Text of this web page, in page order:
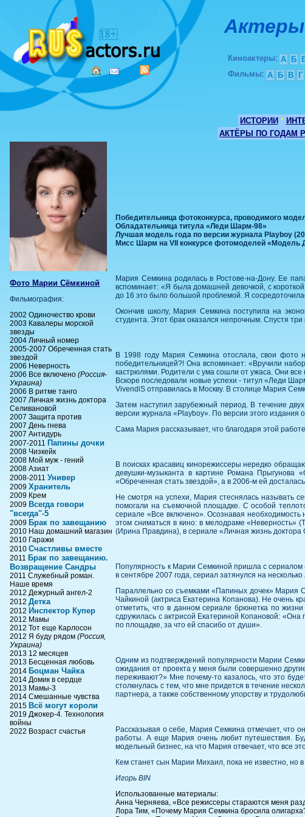
Актеры
Киноактеры: А Б
Фильмы: А Б В Г
ИСТОРИИ *
АКТЁРЫ ПО ГОДАМ
Фото Марии Сёмкиной
Фильмография:
2002 Одиночество крови
2003 Кавалеры морской
звезды
2004 Личный номер
2005-2007 Обреченная стать
звездой
2006 Неверность
2006 Все включено(Россия-
Украина)
2006 В ритме танго
2007 Личная жизнь доктора
Селивановой
2007 Защита против
2007 День гнева
2007 Антидурь
2007-2011 Папины дочки
2008 Чизкейк
2008 Мой муж - гений
2008 Азиат
2008-2011Универ
2009Хранитель
2009 Крем
2009 Всегда говори
"всегда"-5
2009 Брак по завещанию
2010 Наш домашний магазин
2010 Гаражи
2010Счастливы вместе
2011 Брак по завещанию.
Возвращение Сандры
2011 Служебный роман.
Наше время
2012 Дежурный ангел-2
2012Детка
2012 Инспектор Купер
2012 Мамы
2012 Тот еще Карлосон
2012 Я буду рядом(Россия,
Украина)
2013 12 месяцев
2013 Бесценная любовь
2014 Боцман Чайка
2014 Домик в сердце
2013 Мамы-3
2014 Смешанные чувства
2015 Всё могут короли
2019 Джокер-4. Технология
войны
2022 Возраст счастья
Победительница фотоконкурса, проводимого
Обладательница титула «Леди Шарм-98»
Лучшая модель года по версии журнала Playboy
Мисс Шарм на VII конкурсе фотомоделей «Модель
Мария Семкина родилась в Ростове-на-Дону. Ее
вспоминает: «Я была домашней девочкой, с
до 16 это было большой проблемой. Я
Окончив школу, Мария Семкина поступила на
студента. Этот брак оказался непрочным. Спустя
В 1998 году Мария Семкина отослала, свои фото
победительницей?! Она вспоминает: «Вручили
кастрюлями. Родители с ума сошли от ужаса. Они
Вскоре последовали новые успехи - титул «Леди
VivendiS отправилась в Москву. В столице Мария
Затем наступил зарубежный период. В течение
версии журнала «Playboy». По версии этого издания
Сама Мария рассказывает, что благодаря этой
В поисках красавиц кинорежиссеры нередко
девушки-музыканта в картине Романа Прыгунова
«Обреченная стать звездой», а в 2006-м ей
Не смотря на успехи, Мария стеснялась называть
помогали на съемочной площадке. С особой
сериале «Все включено». Осознавая
этом сниматься в кино: в мелодраме «Неверность»
(Ирина Правдина), в сериале «Личная жизнь
Популярность к Марии Семкиной пришла с сериалом
в сентябре 2007 года, сериал затянулся на
Параллельно со съемками «Папиных дочек» Мария
Чайкиной (актриса Екатерина Копанова). Не очень
отметить, что в данном сериале брюнетка по
сдружилась с актрисой Екатериной Копановой:
по площадке, за что ей спасибо от души».
Одним из подтверждений популярности Марии
ожидания от проекта у меня были совершенно
переживают?» Мне почему-то казалось, что это
столкнулась с тем, что мне придется в течение
партнера, а также собственному упорству и
Рассказывая о себе, Мария Семкина отмечает, что
работы. А еще Мария очень любит путешествия.
модельный бизнес, на что Мария отвечает, что все
Кем станет сын Марии Михаил, пока не известно, но
Игорь BIN
Использованные материалы:
Анна Черняева, «Все режиссеры стараются меня
Лора Тим, «Почему Мария Семкина бросила